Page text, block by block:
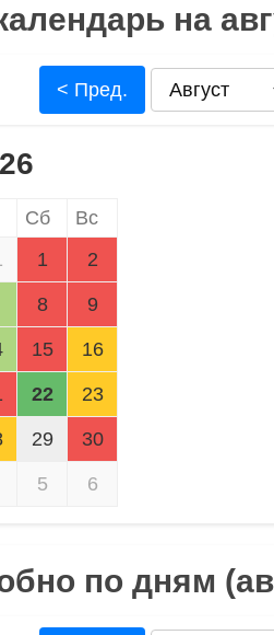
на
< Пред.
Сб
Вс
1 2
8 9
15 16
22 23
29 30
5 6
по дням